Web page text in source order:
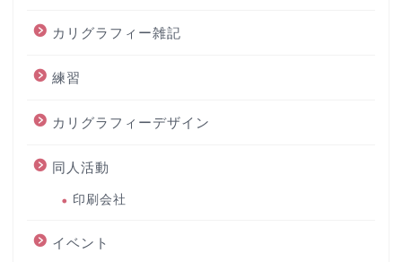
カリグラフィー雑記
練習
カリグラフィーデザイン
同人活動
印刷会社
イベント